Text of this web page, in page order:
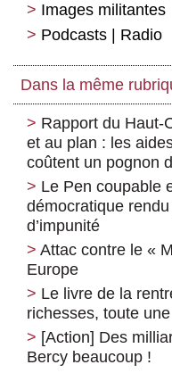
Images militantes
Podcasts | Radio
Dans la même
Rapport du Haut-
et au plan : les
coûtent un pognon
Le Pen coupable
démocratique
d’impunité
Attac contre le «
Europe
Le livre de la
richesses, toute
[Action] Des
Bercy beaucoup !